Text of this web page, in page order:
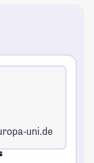
uni.de